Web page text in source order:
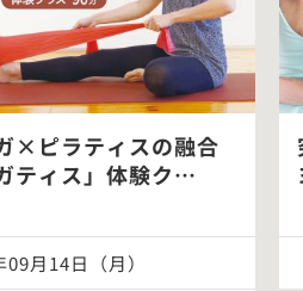
×ピラティスの融合
ティス」体験ク…
月14日（月）